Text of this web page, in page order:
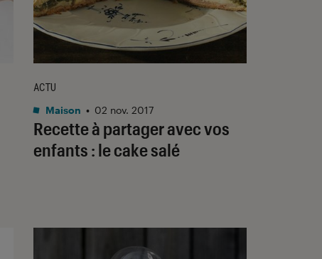
Recette à partager avec vos
enfants : le cake salé
ACTU
Maison • 02 nov. 2017